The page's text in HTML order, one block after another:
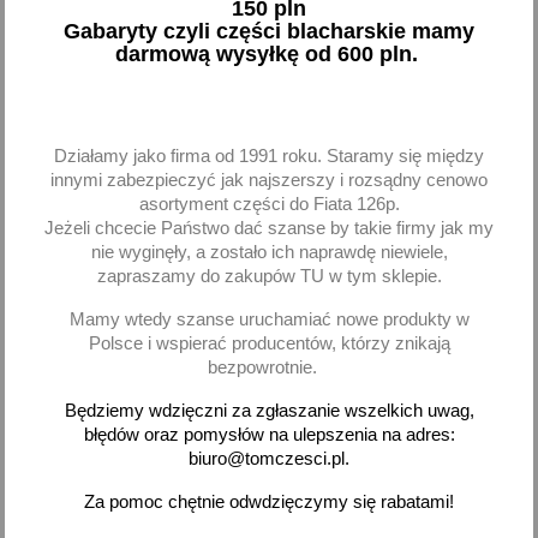
Lampa robocza halogen
123x115 John Deere
prawa LPRC.54751
197,11 zł brutto
Brak na stanie
Lampa robocza reflektor
halogen 123x115 John
Deere lewa + prawa
LPRC.54701 LPRC.54751
394,22 zł brutto
Brak na stanie
favorite_border
150 pln
Gabaryty czyli części blacharskie mamy
darmową wysyłkę od 600 pln.
Działamy jako firma od 1991 roku. Staramy się między
innymi zabezpieczyć jak najszerszy i rozsądny cenowo
asortyment części do Fiata 126p.
Jeżeli chcecie Państwo dać szanse by takie firmy jak my
nie wyginęły, a zostało ich naprawdę niewiele,
zapraszamy do zakupów TU w tym sklepie.
Mamy wtedy szanse uruchamiać nowe produkty w
Polsce i wspierać producentów, którzy znikają
bezpowrotnie.
Będziemy wdzięczni za zgłaszanie wszelkich uwag,
błędów oraz pomysłów na ulepszenia na adres:
biuro@tomczesci.pl.
Za pomoc chętnie odwdzięczymy się rabatami!